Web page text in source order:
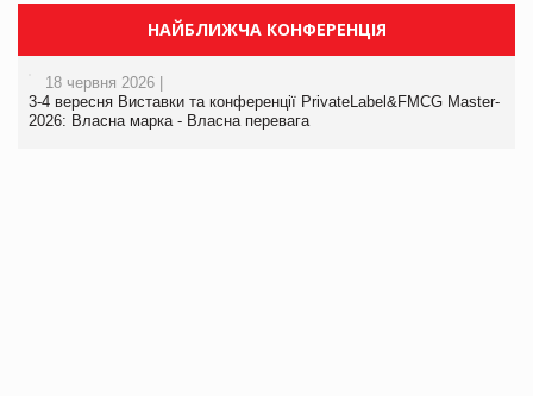
НАЙБЛИЖЧА КОНФЕРЕНЦІЯ
18 червня 2026 |
3-4 вересня Виставки та конференції PrivateLabel&FMCG Master-
2026: Власна марка - Власна перевага